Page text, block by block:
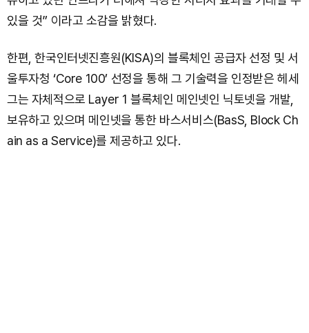
있을 것” 이라고 소감을 밝혔다.
한편, 한국인터넷진흥원(KISA)의 블록체인 공급자 선정 및 서
울투자청 ‘Core 100’ 선정을 통해 그 기술력을 인정받은 헤세
그는 자체적으로 Layer 1 블록체인 메인넷인 닉토넷을 개발,
보유하고 있으며 메인넷을 통한 바스서비스(BasS, Block Ch
ain as a Service)를 제공하고 있다.